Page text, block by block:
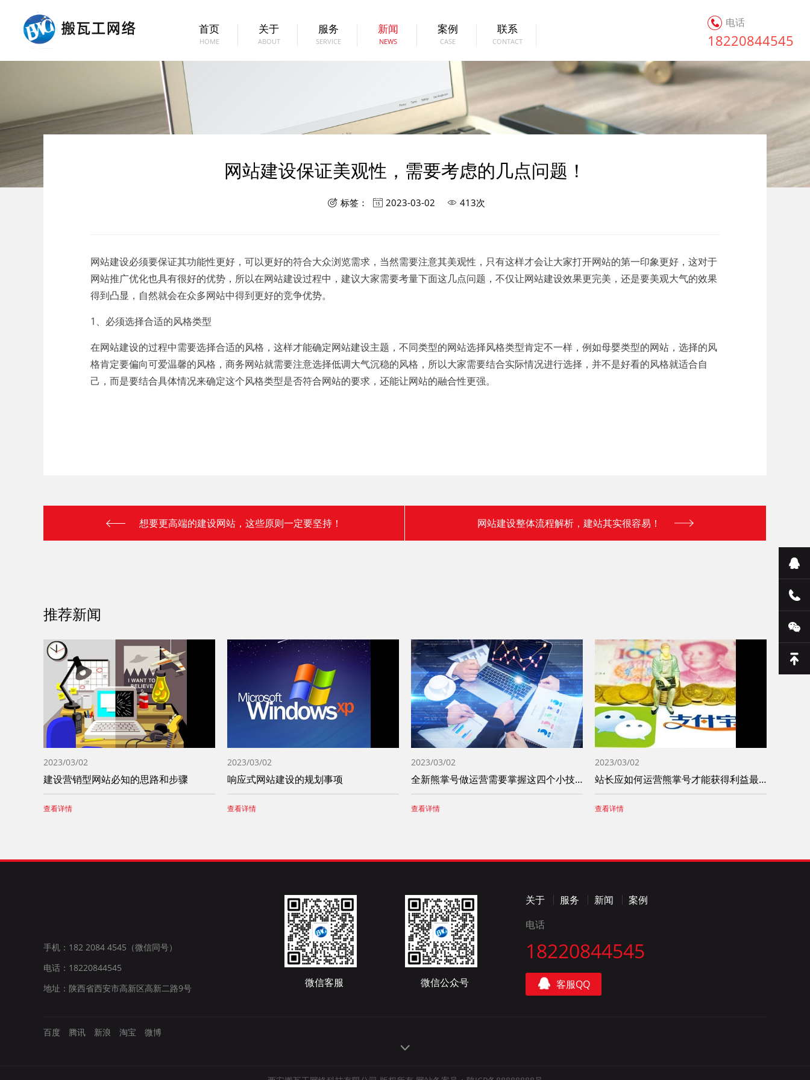
首页
HOME
关于
ABOUT
服务
SERVICE
新闻
NEWS
案例
CASE
联系
CONTACT
电话
18220844545
网站建设保证美观性，需要考虑的几点问题！
 标签：  2023-03-02  413次
网站建设必须要保证其功能性更好，可以更好的符合大众浏览需求，当然需要注意其美观性，只有这样才会让大家打开网站的第一印象更好，这对于
网站推广优化也具有很好的优势，所以在网站建设过程中，建议大家需要考量下面这几点问题，不仅让网站建设效果更完美，还是要美观大气的效果
得到凸显，自然就会在众多网站中得到更好的竞争优势。
1、必须选择合适的风格类型
在网站建设的过程中需要选择合适的风格，这样才能确定网站建设主题，不同类型的网站选择风格类型肯定不一样，例如母婴类型的网站，选择的风
格肯定要偏向可爱温馨的风格，商务网站就需要注意选择低调大气沉稳的风格，所以大家需要结合实际情况进行选择，并不是好看的风格就适合自
己，而是要结合具体情况来确定这个风格类型是否符合网站的要求，还能让网站的融合性更强。
想要更高端的建设网站，这些原则一定要坚持！ 网站建设整体流程解析，建站其实很容易！
推荐新闻
2023/03/02
建设营销型网站必知的思路和步骤
查看详情
2023/03/02
响应式网站建设的规划事项
查看详情
2023/03/02
全新熊掌号做运营需要掌握这四个小技巧
查看详情
2023/03/02
站长应如何运营熊掌号才能获得利益最大化
查看详情
手机：182 2084 4545（微信同号）
电话：18220844545
地址：陕西省西安市高新区高新二路9号
微信客服 微信公众号
关于 服务 新闻
案例
电话
18220844545
客服QQ
百度 腾讯 新浪 淘宝 微博